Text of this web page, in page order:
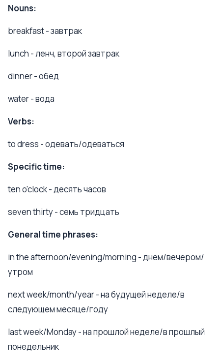
Nouns:
breakfast - завтрак
lunch - ленч, второй завтрак
dinner - обед
water - вода
Verbs:
to dress - одевать/одеваться
Specific time:
ten o'clock - десять часов
seven thirty - семь тридцать
General time phrases:
in the afternoon/evening/morning - днем/вечером/
утром
next week/month/year - на будущей неделе/в
следующем месяце/году
last week/Monday - на прошлой неделе/в прошлый
понедельник